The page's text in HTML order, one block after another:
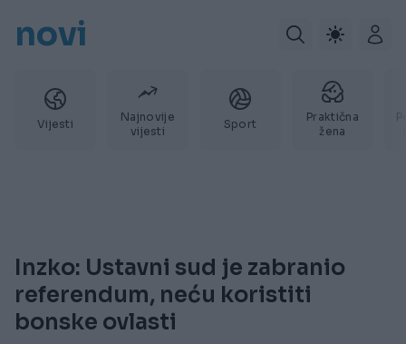
novi
Vijesti
Najnovije
vijesti
Sport
Praktična
žena
Inzko: Ustavni sud je zabranio
referendum, neću koristiti
bonske ovlasti